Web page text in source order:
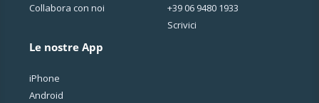
Collabora con noi
Le nostre App
iPhone
Android
+39 06 9480 1933
Scrivici